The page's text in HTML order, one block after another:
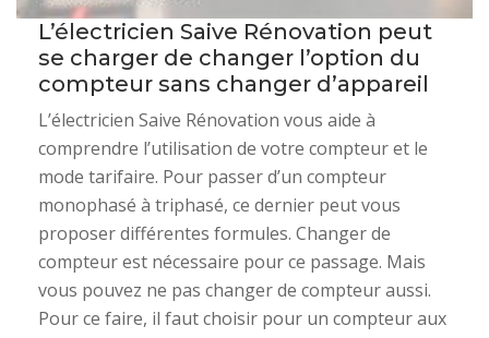
L’électricien Saive Rénovation peut
se charger de changer l’option du
compteur sans changer d’appareil
L’électricien Saive Rénovation vous aide à
comprendre l’utilisation de votre compteur et le
mode tarifaire. Pour passer d’un compteur
monophasé à triphasé, ce dernier peut vous
proposer différentes formules. Changer de
compteur est nécessaire pour ce passage. Mais
vous pouvez ne pas changer de compteur aussi.
Pour ce faire, il faut choisir pour un compteur aux